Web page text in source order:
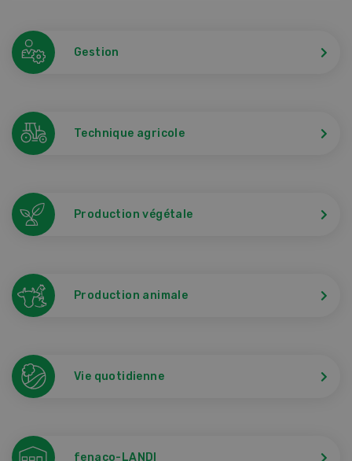
Gestion
Technique agricole
Production végétale
Production animale
Vie quotidienne
fenaco-LANDI